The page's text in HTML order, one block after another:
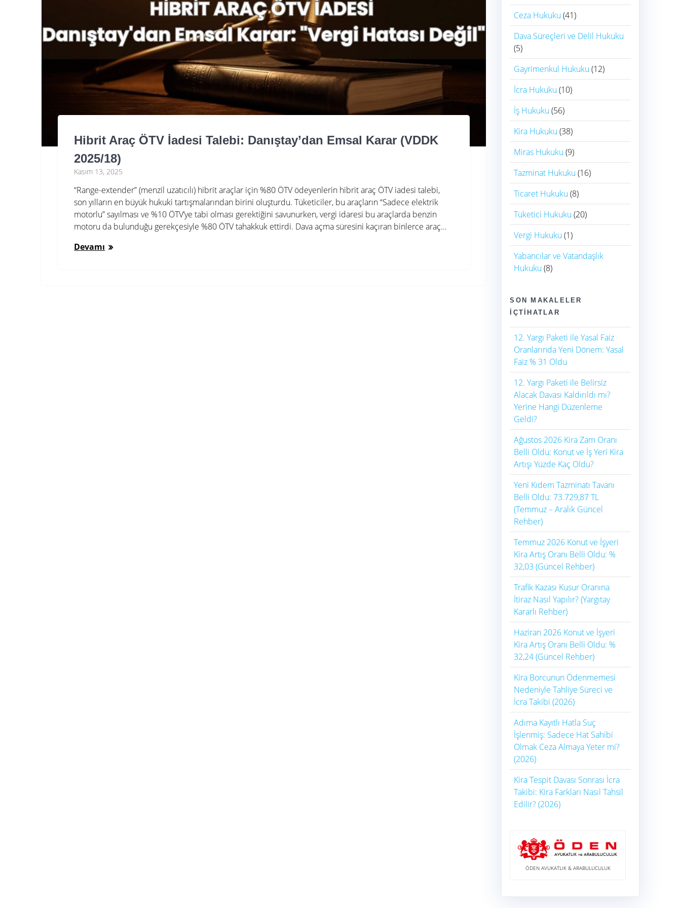
Hibrit Araç ÖTV İadesi Talebi: Danıştay’dan Emsal Karar (VDDK
2025/18)
Kasım 13, 2025
“Range-extender” (menzil uzatıcılı) hibrit araçlar için %80 ÖTV ödeyenlerin hibrit araç ÖTV iadesi talebi,
son yılların en büyük hukuki tartışmalarından birini oluşturdu. Tüketiciler, bu araçların “Sadece elektrik
motorlu” sayılması ve %10 ÖTV’ye tabi olması gerektiğini savunurken, vergi idaresi bu araçlarda benzin
motoru da bulunduğu gerekçesiyle %80 ÖTV tahakkuk ettirdi. Dava açma süresini kaçıran binlerce araç…
Devamı
Ceza Hukuku (41)
Dava Süreçleri ve Delil Hukuku
(5)
Gayrimenkul Hukuku (12)
İcra Hukuku (10)
İş Hukuku (56)
Kira Hukuku (38)
Miras Hukuku (9)
Tazminat Hukuku (16)
Ticaret Hukuku (8)
Tüketici Hukuku (20)
Vergi Hukuku (1)
Yabancılar ve Vatandaşlık
Hukuku (8)
SON MAKALELER
İÇTIHATLAR
12. Yargı Paketi ile Yasal Faiz
Oranlarında Yeni Dönem: Yasal
Faiz % 31 Oldu
12. Yargı Paketi ile Belirsiz
Alacak Davası Kaldırıldı mı?
Yerine Hangi Düzenleme
Geldi?
Ağustos 2026 Kira Zam Oranı
Belli Oldu: Konut ve İş Yeri Kira
Artışı Yüzde Kaç Oldu?
Yeni Kıdem Tazminatı Tavanı
Belli Oldu: 73.729,87 TL
(Temmuz – Aralık Güncel
Rehber)
Temmuz 2026 Konut ve İşyeri
Kira Artış Oranı Belli Oldu: %
32,03 (Güncel Rehber)
Trafik Kazası Kusur Oranına
İtiraz Nasıl Yapılır? (Yargıtay
Kararlı Rehber)
Haziran 2026 Konut ve İşyeri
Kira Artış Oranı Belli Oldu: %
32,24 (Güncel Rehber)
Kira Borcunun Ödenmemesi
Nedeniyle Tahliye Süreci ve
İcra Takibi (2026)
Adıma Kayıtlı Hatla Suç
İşlenmiş: Sadece Hat Sahibi
Olmak Ceza Almaya Yeter mi?
(2026)
Kira Tespit Davası Sonrası İcra
Takibi: Kira Farkları Nasıl Tahsil
Edilir? (2026)
ÖDEN AVUKATLIK & ARABULUCULUK